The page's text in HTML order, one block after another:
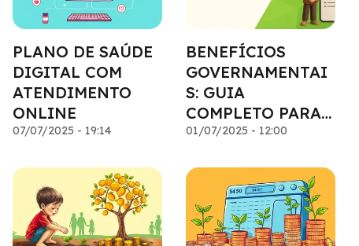
PLANO DE SAÚDE
DIGITAL COM
ATENDIMENTO
ONLINE
07/07/2025 - 19:14
BENEFÍCIOS
GOVERNAMENTAI
S: GUIA
COMPLETO PARA
OBTER
01/07/2025 - 12:00